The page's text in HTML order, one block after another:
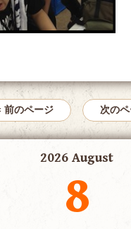
前のページ 次の
2026 August
8